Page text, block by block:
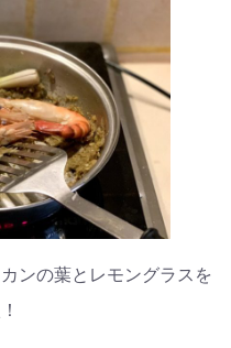
ンの葉とレモングラスを